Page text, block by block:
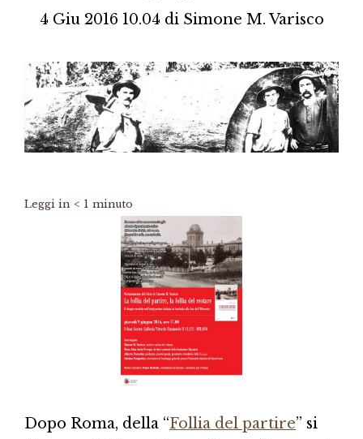
4 Giu 2016 10.04 di Simone M. Varisco
Leggi in < 1 minuto
Dopo Roma, della “Follia del partire” si